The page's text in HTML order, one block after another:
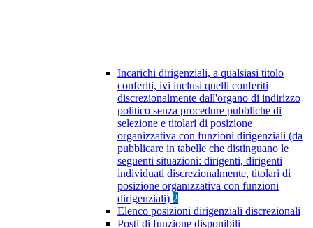
Incarichi dirigenziali, a qualsiasi titolo
conferiti, ivi inclusi quelli conferiti
discrezionalmente dall'organo di indirizzo
politico senza procedure pubbliche di
selezione e titolari di posizione
organizzativa con funzioni dirigenziali (da
pubblicare in tabelle che distinguano le
seguenti situazioni: dirigenti, dirigenti
individuati discrezionalmente, titolari di
posizione organizzativa con funzioni
dirigenziali) 2
Elenco posizioni dirigenziali discrezionali
Posti di funzione disponibili